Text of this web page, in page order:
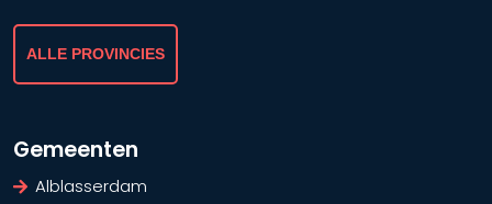
ALLE PROVINCIES
Gemeenten
Alblasserdam